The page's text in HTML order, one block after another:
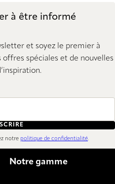
à être informé
et soyez le premier à
offres spéciales et de nouvelles
notre politique de confidentialité.
Notre gamme